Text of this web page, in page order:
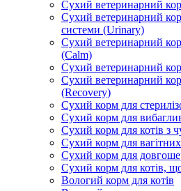
Сухий ветеринарний
Сухий ветеринарний
системи (Urinary)
Сухий ветеринарний
(Calm)
Сухий ветеринарний
Сухий ветеринарний
(Recovery)
Сухий корм для
Сухий корм для
Сухий корм для котів з
Сухий корм для
Сухий корм для
Сухий корм для котів,
Вологий корм для котів